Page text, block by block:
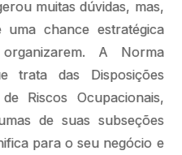
muitas dúvidas, mas,
chance estratégica
A Norma
trata das Disposições
Riscos Ocupacionais,
de suas subseções
para o seu negócio e